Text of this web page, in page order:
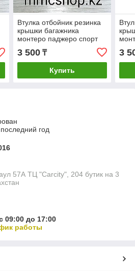
Втулка отбойник резинка
крышки багажника
монтеро паджеро спорт
1996-2007 MB331387
3 500₸
Купить
3
год
57А ТЦ "Carcity", 204 бутик на 3
09:00 до 17:00
работы